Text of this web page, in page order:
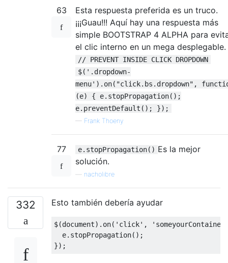
63
Esta respuesta preferida es un truco.
¡¡¡Guau!!! Aquí hay una respuesta más
simple BOOTSTRAP 4 ALPHA para
el clic interno en un mega desplegable.
// PREVENT INSIDE CLICK DROPDOWN
$('.dropdown-
menu').on("click.bs.dropdown",
(e) { e.stopPropagation();
e.preventDefault(); });
— Frank Thoeny
77 e.stopPropagation() Es la mejor
solución.
nacholibre
332 Esto también debería ayudar
$(document). on( 'click' ,
  e
. stopPropagation();
});